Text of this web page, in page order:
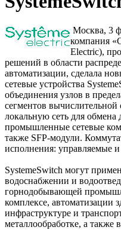
Москва, 3
компания
Electric),
решений в области
автоматизации, сделала
сетевые устройства
объединения узлов в
сегментов
локальную сеть для
промышленные сетевые
также SFP-модули.
исполнения: управляемые
SystemeSwitch могут
водоснабжении и
горнодобывающей
комплексе, автоматизации
инфраструктуре и
металлообработке, а также